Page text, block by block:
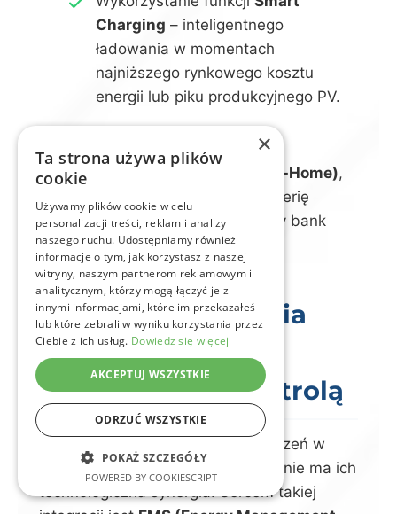
Charging – inteligentnego
ładowania w momentach
najniższego rynkowego kosztu
energii lub piku produkcyjnego PV.
Należy podkreślić, że technologia
przyszłości, czyli
V2H (Vehicle-to-Home),
już wkrótce pozwoli traktować baterię
samochodu jako ogromny, mobilny bank
energii dla całego domu.
System zarządzania
energią (EMS) –
wszystko pod kontrolą
Im więcej zaawansowanych urządzeń w
Twoim domu, tym większe znaczenie ma ich
technologiczna synergia. Sercem takiej
×
Ta strona używa plików
cookie
Używamy plików cookie w celu
personalizacji treści, reklam i analizy
naszego ruchu. Udostępniamy również
informacje o tym, jak korzystasz z naszej
witryny, naszym partnerom reklamowym i
analitycznym, którzy mogą łączyć je z
innymi informacjami, które im przekazałeś
lub które zebrali w wyniku korzystania przez
Ciebie z ich usług. Dowiedz się więcej
AKCEPTUJ WSZYSTKIE
ODRZUĆ WSZYSTKIE
POKAŻ SZCZEGÓŁY
POWERED BY COOKIESCRIPT